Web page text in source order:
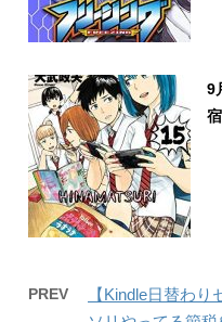
9
PREV
【Kindle日替わ